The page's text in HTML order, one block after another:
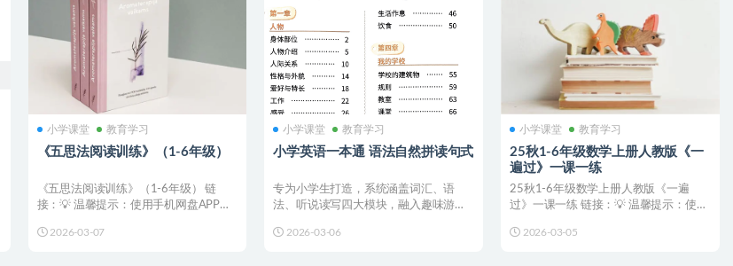
小学课堂 教育学习
《五思法阅读训练》（1-6年级）
《五思法阅读训练》（1-6年级） 链
接：💡 温馨提示：使用手机网盘APP转
2026-03-07
小学课堂 教育学习
小学英语一本通 语法自然拼读句式
专为小学生打造，系统涵盖词汇、语
法、听说读写四大模块，融入趣味游戏
2026-03-06
小学课堂 教育学习
25秋1-6年级数学上册人教版《一
遍过》一课一练
25秋1-6年级数学上册人教版《一遍
过》一课一练 链接：💡 温馨提示：使用
2026-03-05